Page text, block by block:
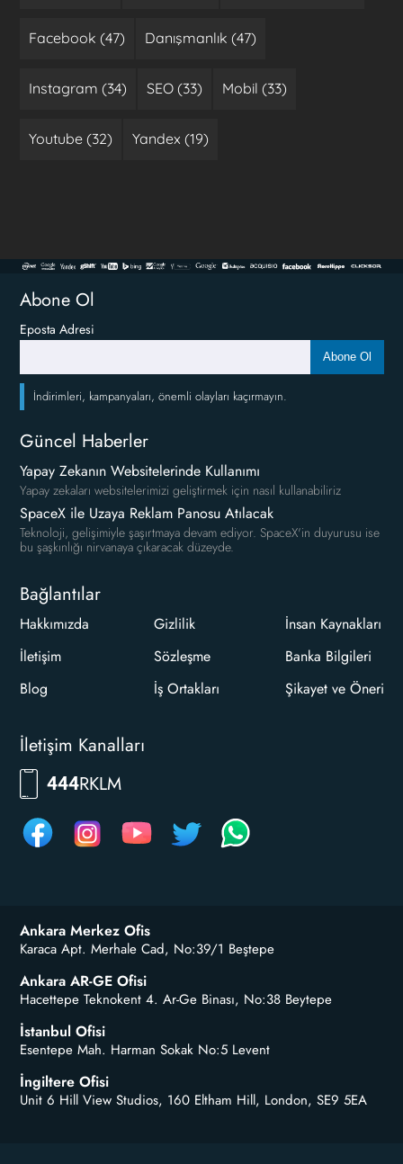
Facebook (47) Danışmanlık (47)
Instagram (34) SEO (33) Mobil (33)
Youtube (32) Yandex (19)
Abone Ol
Eposta Adresi
Abone Ol
İndirimleri, kampanyaları, önemli olayları kaçırmayın.
Güncel Haberler
Yapay Zekanın Websitelerinde Kullanımı
Yapay zekaları websitelerimizi geliştirmek için nasıl kullanabiliriz
SpaceX ile Uzaya Reklam Panosu Atılacak
Teknoloji, gelişimiyle şaşırtmaya devam ediyor. SpaceX'in duyurusu ise
bu şaşkınlığı nirvanaya çıkaracak düzeyde.
Bağlantılar
Hakkımızda
İletişim
Blog
Gizlilik
Sözleşme
İş Ortakları
İnsan Kaynakları
Banka Bilgileri
Şikayet ve Öneri
İletişim Kanalları
444RKLM
Ankara Merkez Ofis
Karaca Apt. Merhale Cad, No:39/1 Beştepe
Ankara AR-GE Ofisi
Hacettepe Teknokent 4. Ar-Ge Binası, No:38 Beytepe
İstanbul Ofisi
Esentepe Mah. Harman Sokak No:5 Levent
İngiltere Ofisi
Unit 6 Hill View Studios, 160 Eltham Hill, London, SE9 5EA